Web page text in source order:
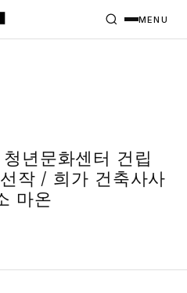
MENU
년문화센터 건립
작 / 희가 건축사사
마온